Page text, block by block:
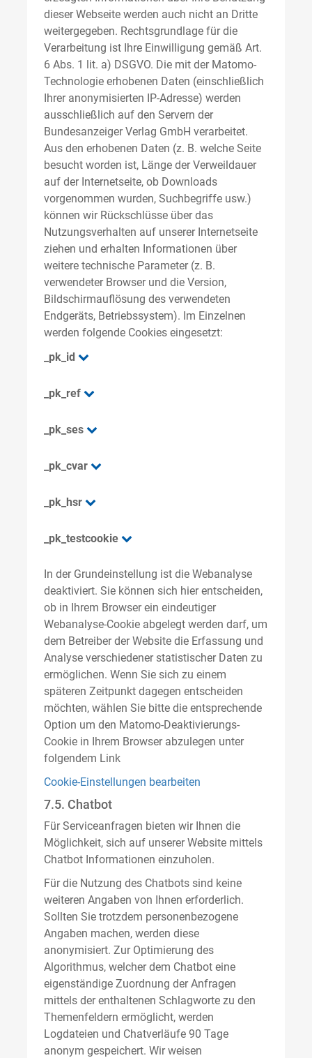
dieser Webseite werden auch nicht an Dritte
weitergegeben. Rechtsgrundlage für die
Verarbeitung ist Ihre Einwilligung gemäß Art.
6 Abs. 1 lit. a) DSGVO. Die mit der Matomo-
Technologie erhobenen Daten (einschließlich
Ihrer anonymisierten IP-Adresse) werden
ausschließlich auf den Servern der
Bundesanzeiger Verlag GmbH verarbeitet.
Aus den erhobenen Daten (z. B. welche Seite
besucht worden ist, Länge der Verweildauer
auf der Internetseite, ob Downloads
vorgenommen wurden, Suchbegriffe usw.)
können wir Rückschlüsse über das
Nutzungsverhalten auf unserer Internetseite
ziehen und erhalten Informationen über
weitere technische Parameter (z. B.
verwendeter Browser und die Version,
Bildschirmauflösung des verwendeten
Endgeräts, Betriebssystem). Im Einzelnen
werden folgende Cookies eingesetzt:
_pk_id
_pk_ref
_pk_ses
_pk_cvar
_pk_hsr
_pk_testcookie
In der Grundeinstellung ist die Webanalyse
deaktiviert. Sie können sich hier entscheiden,
ob in Ihrem Browser ein eindeutiger
Webanalyse-Cookie abgelegt werden darf, um
dem Betreiber der Website die Erfassung und
Analyse verschiedener statistischer Daten zu
ermöglichen. Wenn Sie sich zu einem
späteren Zeitpunkt dagegen entscheiden
möchten, wählen Sie bitte die entsprechende
Option um den Matomo-Deaktivierungs-
Cookie in Ihrem Browser abzulegen unter
folgendem Link
Cookie-Einstellungen bearbeiten
7.5. Chatbot
Für Serviceanfragen bieten wir Ihnen die
Möglichkeit, sich auf unserer Website mittels
Chatbot Informationen einzuholen.
Für die Nutzung des Chatbots sind keine
weiteren Angaben von Ihnen erforderlich.
Sollten Sie trotzdem personenbezogene
Angaben machen, werden diese
anonymisiert. Zur Optimierung des
Algorithmus, welcher dem Chatbot eine
eigenständige Zuordnung der Anfragen
mittels der enthaltenen Schlagworte zu den
Themenfeldern ermöglicht, werden
Logdateien und Chatverläufe 90 Tage
anonym gespeichert. Wir weisen